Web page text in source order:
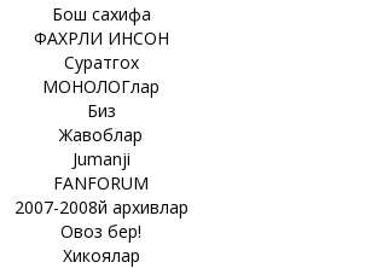
Бош сахифа
ФАХРЛИ ИНСОН
Суратгох
МОНОЛОГлар
Биз
Жавоблар
Jumanji
FANFORUM
2007-2008й архивлар
Овоз бер!
Хикоялар